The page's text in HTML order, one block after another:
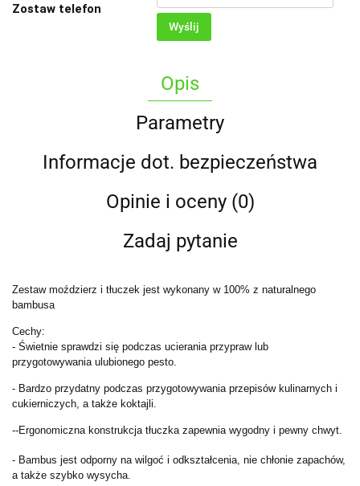
Zostaw telefon
Wyślij
Opis
Parametry
Informacje dot. bezpieczeństwa
Opinie i oceny (0)
Zadaj pytanie
Zestaw moździerz i tłuczek jest wykonany w 100% z naturalnego
bambusa
Cechy:
- Świetnie sprawdzi się podczas ucierania przypraw lub
przygotowywania ulubionego pesto.
- Bardzo przydatny podczas przygotowywania przepisów kulinarnych i
cukierniczych, a także koktajli.
--Ergonomiczna konstrukcja tłuczka zapewnia wygodny i pewny chwyt.
- Bambus jest odporny na wilgoć i odkształcenia, nie chłonie zapachów,
a także szybko wysycha.